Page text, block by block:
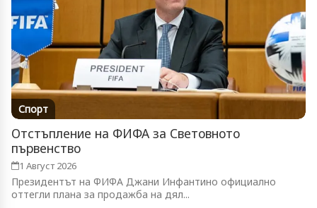
Спорт
Отстъпление на ФИФА за Световното
първенство
1 Август 2026
Президентът на ФИФА Джани Инфантино официално
оттегли плана за продажба на дял...